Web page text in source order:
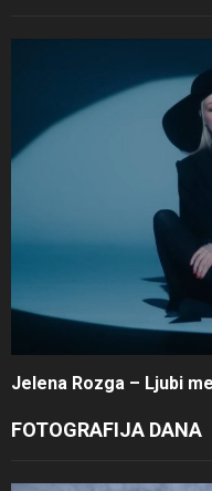
Jelena Rozga – Ljubi me
FOTOGRAFIJA DANA